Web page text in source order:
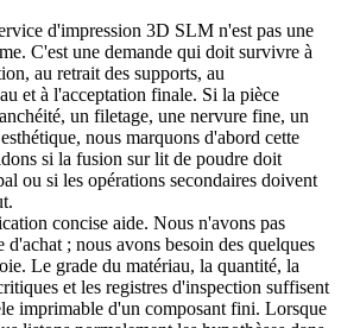
d'impression 3D SLM n'est pas une
C'est une demande qui doit survivre à
au retrait des supports, au
et à l'acceptation finale. Si la pièce
un filetage, une nervure fine, un
nous marquons d'abord cette
si la fusion sur lit de poudre doit
ou si les opérations secondaires doivent
concise aide. Nous n'avons pas
; nous avons besoin des quelques
Le grade du matériau, la quantité, la
et les registres d'inspection suffisent
imprimable d'un composant fini. Lorsque